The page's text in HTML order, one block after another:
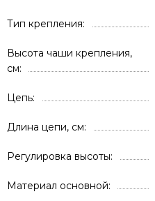
Тип крепления
Высота чаши крепления,
см
Цепь
Длина цепи, см
Регулировка высоты
Материал основной